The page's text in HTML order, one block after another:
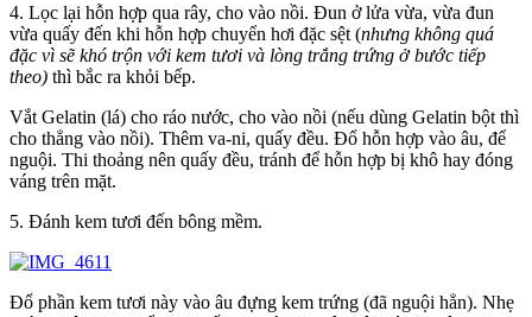
4. Lọc lại hỗn hợp qua rây, cho vào nồi. Đun ở lửa vừa, vừa đun
vừa quấy đến khi hỗn hợp chuyển hơi đặc sệt (nhưng không quá
đặc vì sẽ khó trộn với kem tươi và lòng trắng trứng ở bước tiếp
theo) thì bắc ra khỏi bếp.
Vắt Gelatin (lá) cho ráo nước, cho vào nồi (nếu dùng Gelatin bột thì
cho thẳng vào nồi). Thêm va-ni, quấy đều. Đổ hỗn hợp vào âu, để
nguội. Thi thoảng nên quấy đều, tránh để hỗn hợp bị khô hay đóng
váng trên mặt.
5. Đánh kem tươi đến bông mềm.
Đổ phần kem tươi này vào âu đựng kem trứng (đã nguội hẳn). Nhẹ